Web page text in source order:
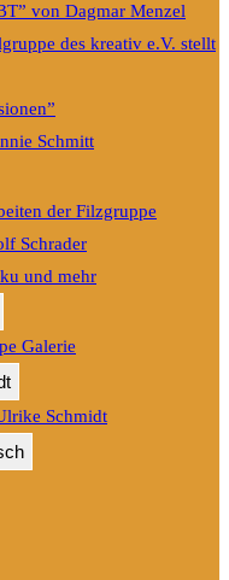
von Dagmar Menzel
des kreativ e.V. stellt
Schmitt
der Filzgruppe
Schrader
und mehr
Galerie
Schmidt